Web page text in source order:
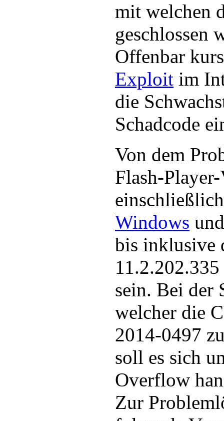
mit welchen
geschlossen
Offenbar
Exploit im
die
Schadcode
Von dem
Flash-
Windows
bis inklusive
sein. Bei der
welcher die
2014-0497
soll es sich
Overflow
Zur